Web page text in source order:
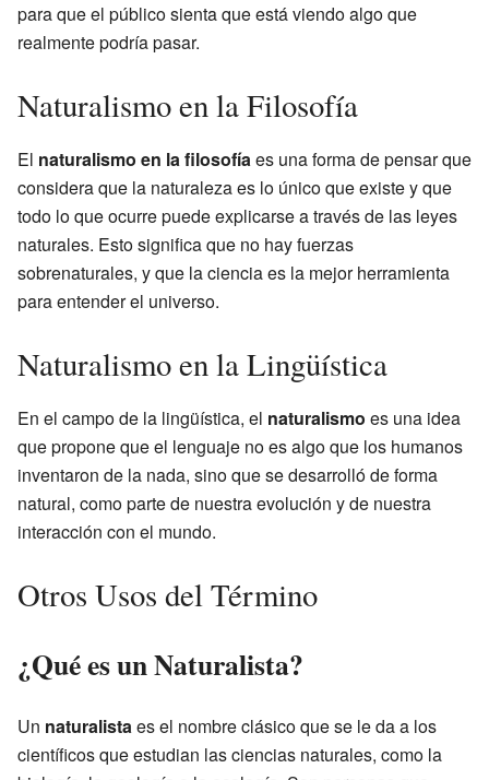
para que el público sienta que está viendo algo que
realmente podría pasar.
Naturalismo en la Filosofía
El naturalismo en la filosofíaes una forma de pensar que
considera que la naturaleza es lo único que existe y que
todo lo que ocurre puede explicarse a través de las leyes
naturales. Esto significa que no hay fuerzas
sobrenaturales, y que la ciencia es la mejor herramienta
para entender el universo.
Naturalismo en la Lingüística
En el campo de la lingüística, el naturalismo es una idea
que propone que el lenguaje no es algo que los humanos
inventaron de la nada, sino que se desarrolló de forma
natural, como parte de nuestra evolución y de nuestra
interacción con el mundo.
Otros Usos del Término
¿Qué es un Naturalista?
Un naturalistaes el nombre clásico que se le da a los
científicos que estudian las ciencias naturales, como la